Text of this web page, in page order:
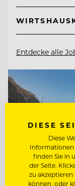
Entdecke alle
DIESE
Diese
Informationen
finden Sie in
der Seite.
zu
können, oder